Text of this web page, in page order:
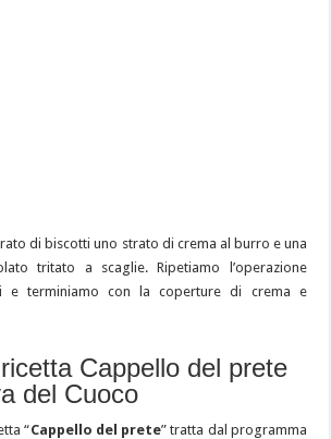
di biscotti uno strato di crema al burro e una
tritato a scaglie. Ripetiamo l’operazione
e terminiamo con la coperture di crema e
Cappello del prete
del Cuoco
“Cappello del prete” tratta dal programma